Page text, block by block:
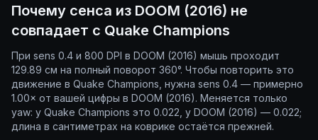
Почему сенса из DOOM (2016) не
совпадает с Quake Champions
При sens 0.4 и 800 DPI в DOOM (2016) мышь проходит
129.89 см на полный поворот 360°. Чтобы повторить это
движение в Quake Champions, нужна sens 0.4 — примерно
1.00× от вашей цифры в DOOM (2016). Меняется только
yaw: у Quake Champions это 0.022, у DOOM (2016) — 0.022;
длина в сантиметрах на коврике остаётся прежней.